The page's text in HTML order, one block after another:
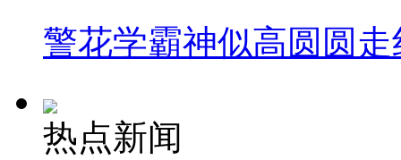
警花学霸神似高圆圆走
热点新闻